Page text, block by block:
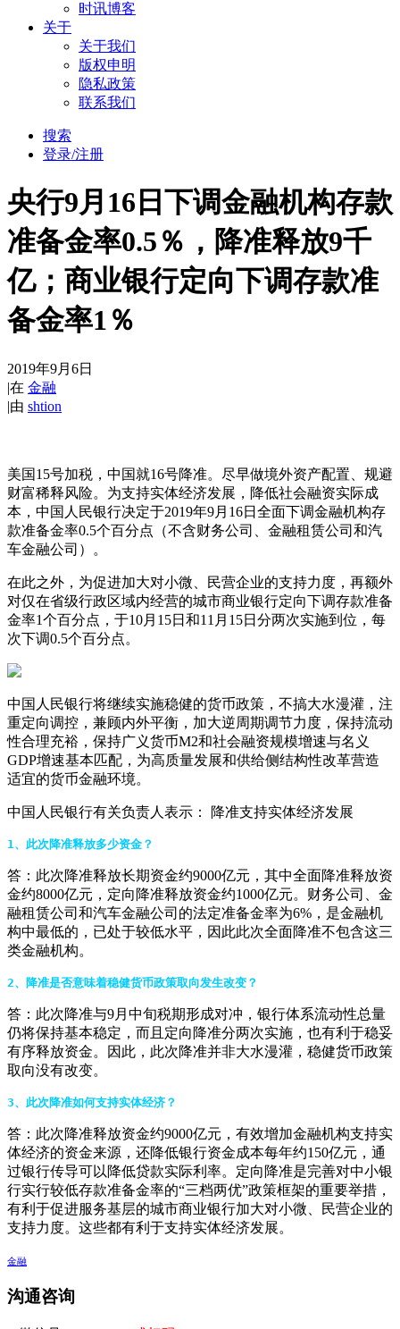
时讯博客
关于
关于我们
版权申明
隐私政策
联系我们
搜索
登录/注册
央行9月16日下调金融机构存款
准备金率0.5％，降准释放9千
亿；商业银行定向下调存款准
备金率1％
2019年9月6日
|在 金融
|由 shtion
美国15号加税，中国就16号降准。尽早做境外资产配置、规避
财富稀释风险。为支持实体经济发展，降低社会融资实际成
本，中国人民银行决定于2019年9月16日全面下调金融机构存
款准备金率0.5个百分点（不含财务公司、金融租赁公司和汽
车金融公司）。
在此之外，为促进加大对小微、民营企业的支持力度，再额外
对仅在省级行政区域内经营的城市商业银行定向下调存款准备
金率1个百分点，于10月15日和11月15日分两次实施到位，每
次下调0.5个百分点。
中国人民银行将继续实施稳健的货币政策，不搞大水漫灌，注
重定向调控，兼顾内外平衡，加大逆周期调节力度，保持流动
性合理充裕，保持广义货币M2和社会融资规模增速与名义
GDP增速基本匹配，为高质量发展和供给侧结构性改革营造
适宜的货币金融环境。
中国人民银行有关负责人表示： 降准支持实体经济发展
1、此次降准释放多少资金？
答：此次降准释放长期资金约9000亿元，其中全面降准释放资
金约8000亿元，定向降准释放资金约1000亿元。财务公司、金
融租赁公司和汽车金融公司的法定准备金率为6%，是金融机
构中最低的，已处于较低水平，因此此次全面降准不包含这三
类金融机构。
2、降准是否意味着稳健货币政策取向发生改变？
答：此次降准与9月中旬税期形成对冲，银行体系流动性总量
仍将保持基本稳定，而且定向降准分两次实施，也有利于稳妥
有序释放资金。因此，此次降准并非大水漫灌，稳健货币政策
取向没有改变。
3、此次降准如何支持实体经济？
答：此次降准释放资金约9000亿元，有效增加金融机构支持实
体经济的资金来源，还降低银行资金成本每年约150亿元，通
过银行传导可以降低贷款实际利率。定向降准是完善对中小银
行实行较低存款准备金率的“三档两优”政策框架的重要举措，
有利于促进服务基层的城市商业银行加大对小微、民营企业的
支持力度。这些都有利于支持实体经济发展。
金融
沟通咨询